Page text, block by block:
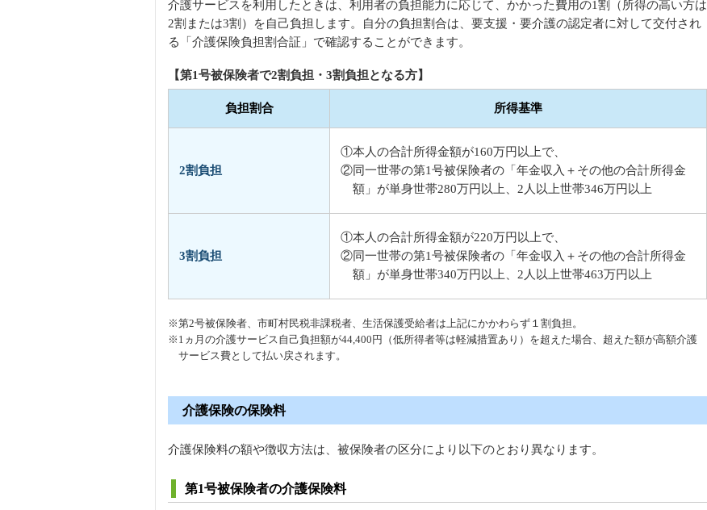
介護サービスを利用したときは、利用者の負担能力に応じて、かかった費用の1割（所得の高い方は
2割または3割）を自己負担します。自分の負担割合は、要支援・要介護の認定者に対して交付され
る「介護保険負担割合証」で確認することができます。
【第1号被保険者で2割負担・3割負担となる方】
負担割合 所得基準
2割負担
①本人の合計所得金額が160万円以上で、
②同一世帯の第1号被保険者の「年金収入＋その他の合計所得金
額」が単身世帯280万円以上、2人以上世帯346万円以上
3割負担
①本人の合計所得金額が220万円以上で、
②同一世帯の第1号被保険者の「年金収入＋その他の合計所得金
額」が単身世帯340万円以上、2人以上世帯463万円以上
※第2号被保険者、市町村民税非課税者、生活保護受給者は上記にかかわらず１割負担。
※1ヵ月の介護サービス自己負担額が44,400円（低所得者等は軽減措置あり）を超えた場合、超えた額が高額介護
サービス費として払い戻されます。
介護保険の保険料
介護保険料の額や徴収方法は、被保険者の区分により以下のとおり異なります。
第1号被保険者の介護保険料